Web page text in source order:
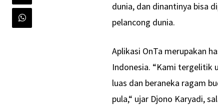
dunia, dan dinantinya bisa
pelancong dunia.
Aplikasi OnTa merupakan
Indonesia. “Kami tergelitik
luas dan beraneka ragam
pula,“ ujar Djono Karyadi,